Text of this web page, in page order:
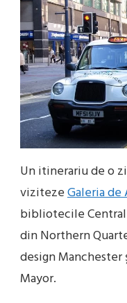
Un itinerariu de o
vizitezeGaleria
bibliotecile Central
din Northern
design Manchester
Mayor.